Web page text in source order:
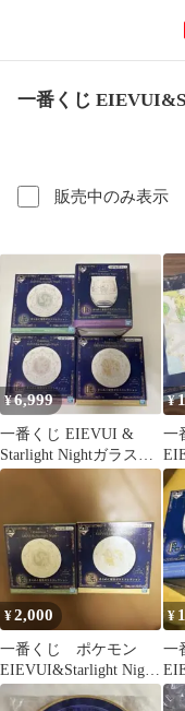
一番くじ
販売中のみ表示
¥6,999
一番くじ EIEVUI &
Starlight Nightガラスコ
レクション
¥
一
¥2,000
一番くじ ポケモン
EIEVUI&Starlight Night
イーブイ
¥
一
ガ